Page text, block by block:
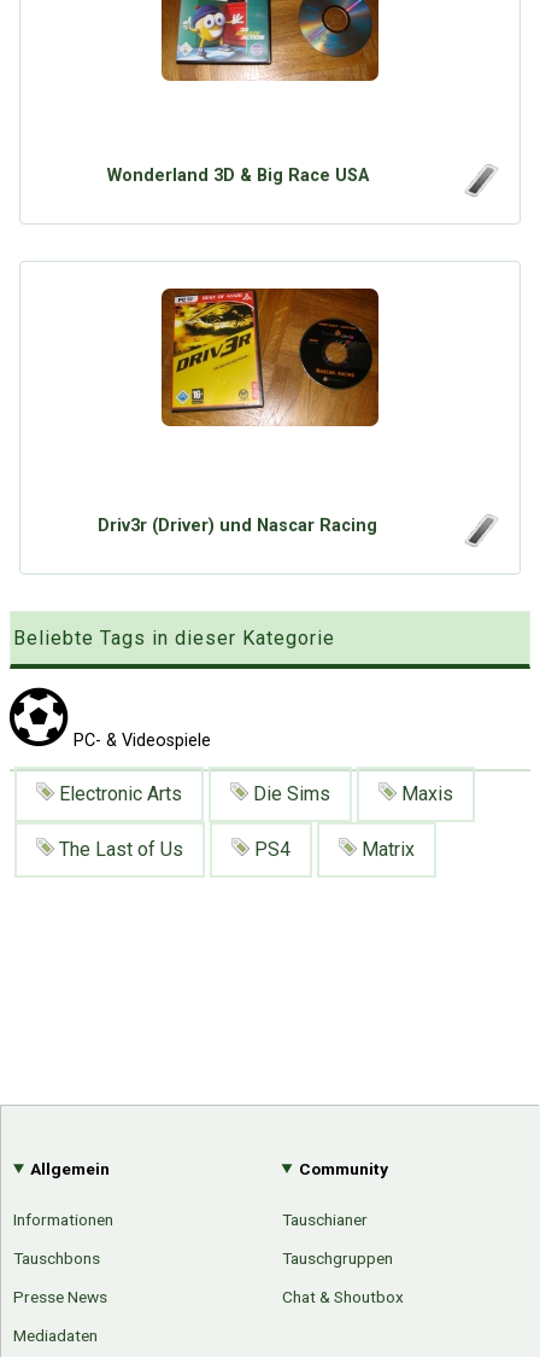
Google
Über Tauschbu↔de
Kategorien
Erweitere Suche
Wonderland 3D & Big Race USA
Driv3r (Driver) und Nascar Racing
Beliebte Tags in dieser Kategorie
PC- & Videospiele
Electronic Arts Die Sims Maxis
The Last of Us PS4 Matrix
Allgemein
Informationen
Tauschbons
Presse News
Mediadaten
Community
Tauschianer
Tauschgruppen
Chat & Shoutbox